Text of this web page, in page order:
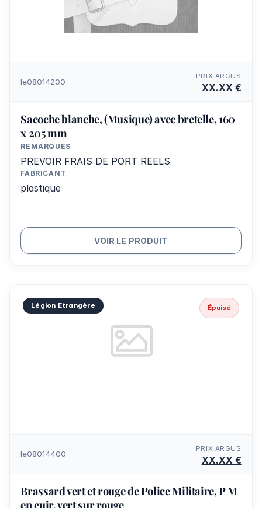
le08014200
PRIX ARGUS
XX.XX €
Sacoche blanche, (Musique) avec bretelle, 160
x 205 mm
REMARQUES
PREVOIR FRAIS DE PORT REELS
FABRICANT
plastique
VOIR LE PRODUIT
Légion Etrangère Épuisé
le08014400
PRIX ARGUS
XX.XX €
Brassard vert et rouge de Police Militaire, P M
en cuir, vert sur rouge